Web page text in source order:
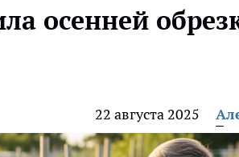
осенней
22 августа 2025